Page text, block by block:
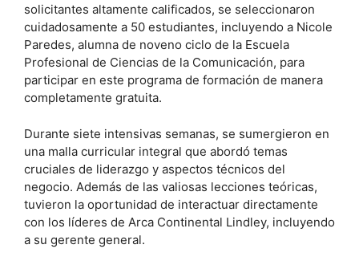
solicitantes altamente calificados, se seleccionaron
cuidadosamente a 50 estudiantes, incluyendo a Nicole
Paredes, alumna de noveno ciclo de la Escuela
Profesional de Ciencias de la Comunicación, para
participar en este programa de formación de manera
completamente gratuita.
Durante siete intensivas semanas, se sumergieron en
una malla curricular integral que abordó temas
cruciales de liderazgo y aspectos técnicos del
negocio. Además de las valiosas lecciones teóricas,
tuvieron la oportunidad de interactuar directamente
con los líderes de Arca Continental Lindley, incluyendo
a su gerente general.